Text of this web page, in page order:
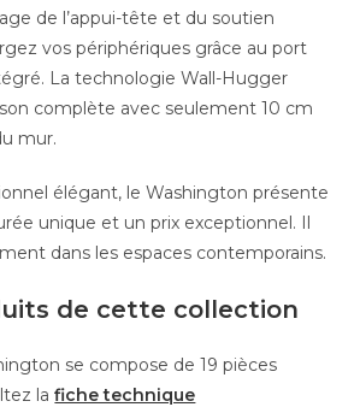
de l’appui-tête et du soutien
vos périphériques grâce au port
La technologie Wall-Hugger
complète avec seulement 10 cm
mur.
élégant, le Washington présente
unique et un prix exceptionnel. Il
dans les espaces contemporains.
de cette collection
se compose de 19 pièces
lafiche technique